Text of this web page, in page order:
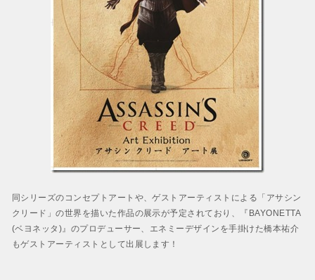
同シリーズのコンセプトアートや、ゲストアーティストによる「アサシン
クリード」の世界を描いた作品の展示が予定されており、『BAYONETTA
(ベヨネッタ)』のプロデューサー、エネミーデザインを手掛けた橋本祐介
もゲストアーティストとして出展します！